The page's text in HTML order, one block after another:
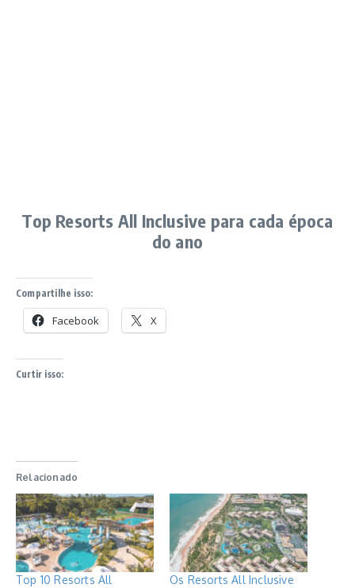
Top Resorts All Inclusive para cada época
do ano
Compartilhe isso:
Facebook X
Curtir isso:
Relacionado
Top 10 Resorts All
Os Resorts All Inclusive